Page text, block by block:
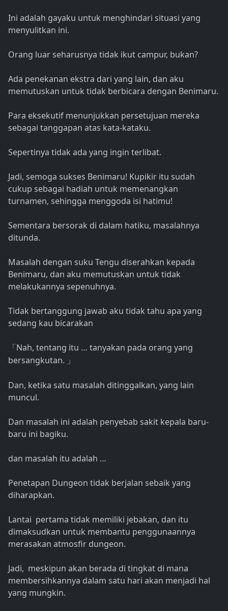
Ini adalah gayaku untuk menghindari situasi yang
menyulitkan ini.
Orang luar seharusnya tidak ikut campur, bukan?
Ada penekanan ekstra dari yang lain, dan aku
memutuskan untuk tidak berbicara dengan Benimaru.
Para eksekutif menunjukkan persetujuan mereka
sebagai tanggapan atas kata-kataku.
Sepertinya tidak ada yang ingin terlibat.
Jadi, semoga sukses Benimaru! Kupikir itu sudah
cukup sebagai hadiah untuk memenangkan
turnamen, sehingga menggoda isi hatimu!
Sementara bersorak di dalam hatiku, masalahnya
ditunda.
Masalah dengan suku Tengu diserahkan kepada
Benimaru, dan aku memutuskan untuk tidak
melakukannya sepenuhnya.
Tidak bertanggung jawab aku tidak tahu apa yang
sedang kau bicarakan
「 Nah, tentang itu … tanyakan pada orang yang
bersangkutan.
」
Dan, ketika satu masalah ditinggalkan, yang lain
muncul.
Dan masalah ini adalah penyebab sakit kepala baru-
baru ini bagiku.
dan masalah itu adalah …
Penetapan Dungeon tidak berjalan sebaik yang
diharapkan.
Lantai pertama tidak memiliki jebakan, dan itu
dimaksudkan untuk membantu penggunaannya
merasakan atmosfir dungeon.
Jadi, meskipun akan berada di tingkat di mana
membersihkannya dalam satu hari akan menjadi hal
yang mungkin.